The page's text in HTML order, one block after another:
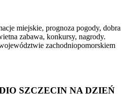
miejskie, prognoza pogody, dobra
zabawa, konkursy, nagrody.
zachodniopomorskiem
SZCZECIN NA DZIEŃ